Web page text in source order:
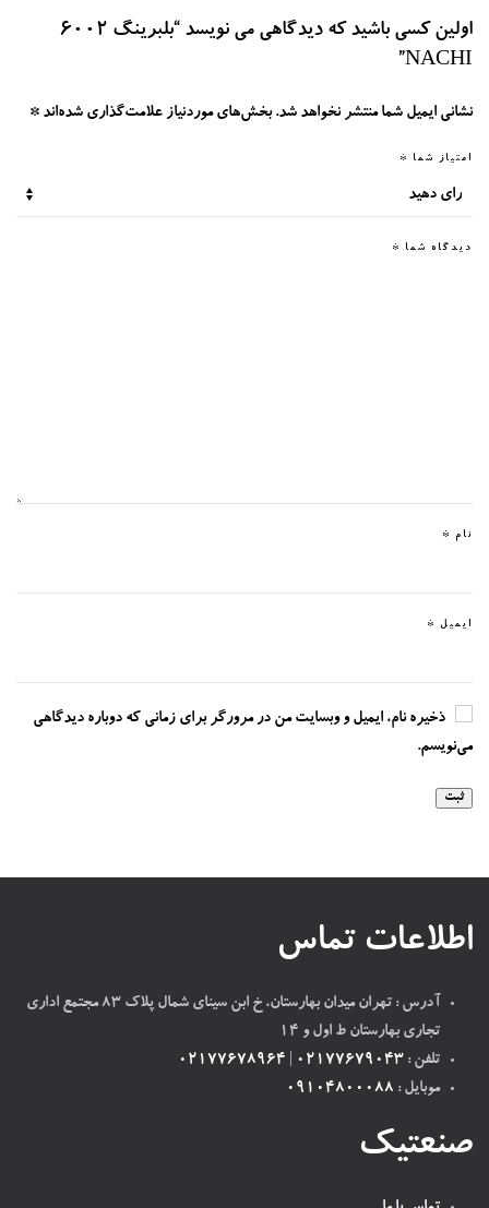
اولین کسی باشید که دیدگاهی می نویسد “بلبرینگ 6002
NACHI”
نشانی ایمیل شما منتشر نخواهد شد. بخش‌های موردنیاز علامت‌گذاری شده‌اند *
امتیاز شما *
دیدگاه شما *
نام *
ایمیل *
ذخیره نام، ایمیل و وبسایت من در مرورگر برای زمانی که دوباره دیدگاهی
می‌نویسم.
اطلاعات تماس
آدرس : تهران میدان بهارستان، خ ابن سینای شمال پلاک ۸۳ مجتمع اداری
تجاری بهارستان ط اول و ۱۴
تلفن : 02177679043
02177678964
موبایل : 09104800088
صنعتیک